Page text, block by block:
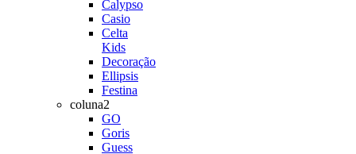
Calypso
Casio
Celta
Kids
Decoração
Ellipsis
Festina
coluna2
GO
Goris
Guess